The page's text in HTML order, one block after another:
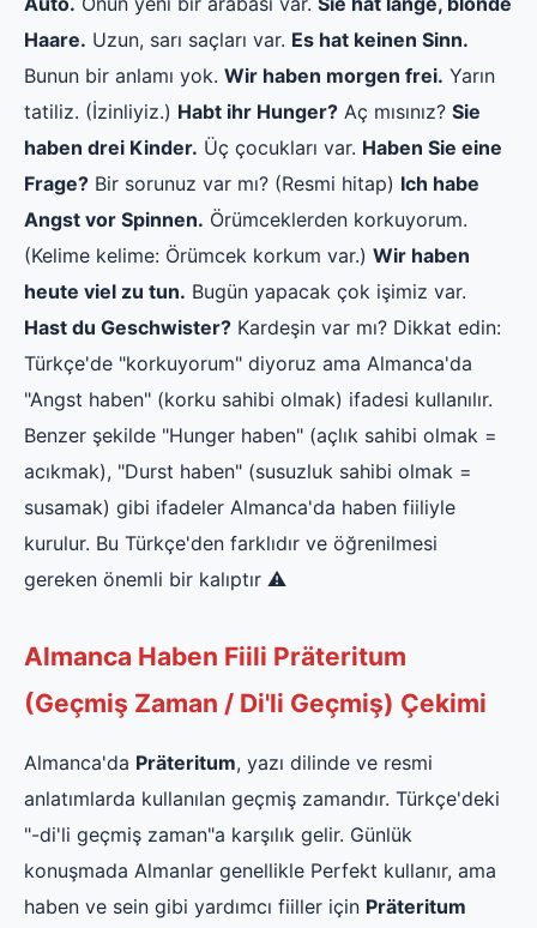
Haare. Uzun, sarı saçları var. Es hat keinen Sinn.
Bunun bir anlamı yok. Wir haben morgen frei. Yarın
tatiliz. (İzinliyiz.) Habt ihr Hunger? Aç mısınız? Sie
haben drei Kinder. Üç çocukları var. Haben Sie eine
Frage? Bir sorunuz var mı? (Resmi hitap) Ich habe
Angst vor Spinnen. Örümceklerden korkuyorum.
(Kelime kelime: Örümcek korkum var.) Wir haben
heute viel zu tun. Bugün yapacak çok işimiz var.
Hast du Geschwister? Kardeşin var mı? Dikkat edin:
Türkçe'de "korkuyorum" diyoruz ama Almanca'da
"Angst haben" (korku sahibi olmak) ifadesi kullanılır.
Benzer şekilde "Hunger haben" (açlık sahibi olmak =
acıkmak), "Durst haben" (susuzluk sahibi olmak =
susamak) gibi ifadeler Almanca'da haben fiiliyle
kurulur. Bu Türkçe'den farklıdır ve öğrenilmesi
gereken önemli bir kalıptır ⚠️
Almanca Haben Fiili Präteritum
(Geçmiş Zaman / Di'li Geçmiş) Çekimi
Almanca'da Präteritum, yazı dilinde ve resmi
anlatımlarda kullanılan geçmiş zamandır. Türkçe'deki
"-di'li geçmiş zaman"a karşılık gelir. Günlük
konuşmada Almanlar genellikle Perfekt kullanır, ama
haben ve sein gibi yardımcı fiiller için Präteritum